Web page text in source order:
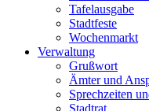
Tafelausgabe
Stadtfeste
Wochenmarkt
Verwaltung
Grußwort
Ämter und
Sprechzeiten
Stadtrat